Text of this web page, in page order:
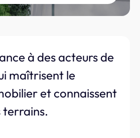
à des acteurs de
maîtrisent le
et connaissent
terrains.